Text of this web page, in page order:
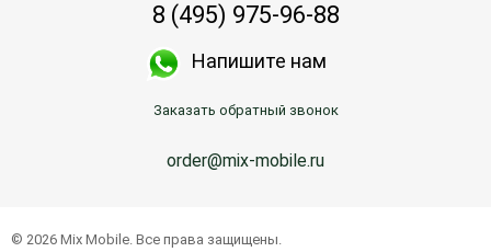
8 (495) 975-96-88
Напишите нам
Заказать обратный звонок
order@mix-mobile.ru
© 2026 Mix Mobile. Все права защищены.